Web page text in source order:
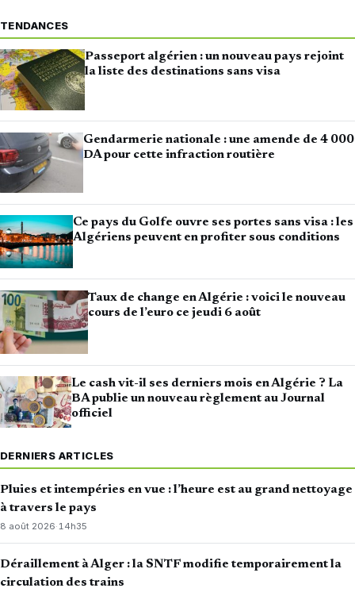
TENDANCES
Passeport algérien : un nouveau pays rejoint
la liste des destinations sans visa
Gendarmerie nationale : une amende de 4 000
DA pour cette infraction routière
Ce pays du Golfe ouvre ses portes sans visa : les
Algériens peuvent en profiter sous conditions
Taux de change en Algérie : voici le nouveau
cours de l’euro ce jeudi 6 août
Le cash vit-il ses derniers mois en Algérie ? La
BA publie un nouveau règlement au Journal
officiel
DERNIERS ARTICLES
Pluies et intempéries en vue : l’heure est au grand nettoyage
à travers le pays
8 août 2026· 14h35
Déraillement à Alger : la SNTF modifie temporairement la
circulation des trains